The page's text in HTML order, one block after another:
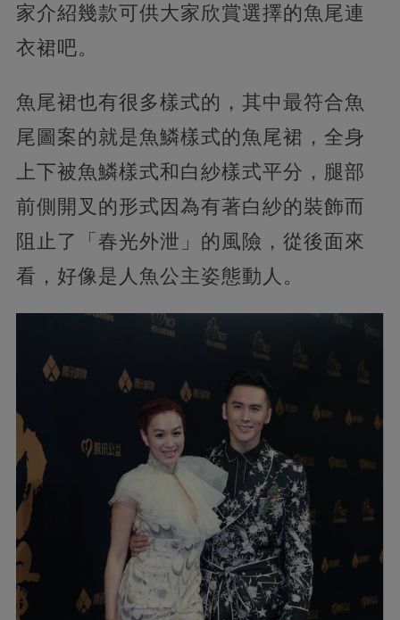
家介紹幾款可供大家欣賞選擇的魚尾連
衣裙吧。
魚尾裙也有很多樣式的，其中最符合魚
尾圖案的就是魚鱗樣式的魚尾裙，全身
上下被魚鱗樣式和白紗樣式平分，腿部
前側開叉的形式因為有著白紗的裝飾而
阻止了「春光外泄」的風險，從後面來
看，好像是人魚公主姿態動人。